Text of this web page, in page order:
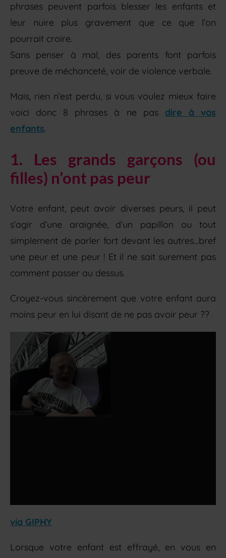
phrases peuvent parfois blesser les enfants et
leur nuire plus gravement que ce que l’on
pourrait croire.
Sans penser à mal, des parents font parfois
preuve de méchanceté, voir de violence verbale.
Mais, rien n’est perdu, si vous voulez mieux faire
voici donc 8 phrases à ne pas dire à vos
enfants.
1. Les grands garçons (ou
filles) n’ont pas peur
Votre enfant, peut avoir diverses peurs, il peut
s’agir d’une araignée, d’un papillon ou tout
simplement de parler fort devant les autres…bref
une peur et une peur ! Et il ne sait surement pas
comment passer au dessus.
Croyez-vous sincèrement que votre enfant aura
moins peur en lui disant de ne pas avoir peur ??
via GIPHY
Lorsque votre enfant est effrayé, en vous en